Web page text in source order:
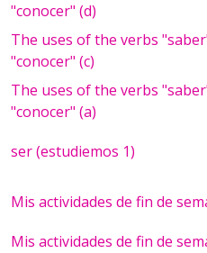
"conocer" (d)
The uses of the verbs
"conocer" (c)
The uses of the verbs
"conocer" (a)
ser (estudiemos 1)
Mis actividades de fin de
Mis actividades de fin de